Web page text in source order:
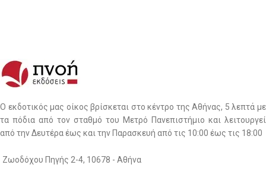
Ο εκδοτικός μας οίκος βρίσκεται στο κέντρο της Αθήνας, 5 λεπτά με
τα πόδια από τον σταθμό του Μετρό Πανεπιστήμιο και λειτουργεί
από την Δευτέρα έως και την Παρασκευή από τις 10:00 έως τις 18:00
Ζωοδόχου Πηγής 2-4, 10678 - Αθήνα